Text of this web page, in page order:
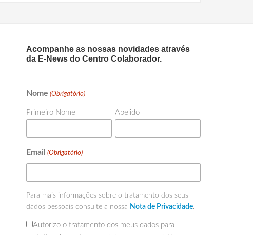
Acompanhe as nossas novidades através
da E-News do Centro Colaborador.
Nome (Obrigatório)
Primeiro Nome Apelido
Email (Obrigatório)
Para mais informações sobre o tratamento dos seus
dados pessoais consulte a nossa Nota de Privacidade.
(Obrigatório)
Autorizo o tratamento dos meus dados para